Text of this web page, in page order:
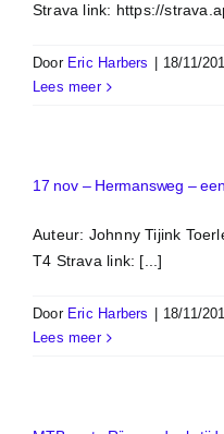
Strava link: https://
Door Eric Harbers 18/11/
Lees meer
17 nov – Hermansweg –
Auteur: Johnny Tijink
T4 Strava link: [...]
Door Eric Harbers 18/11/
Lees meer